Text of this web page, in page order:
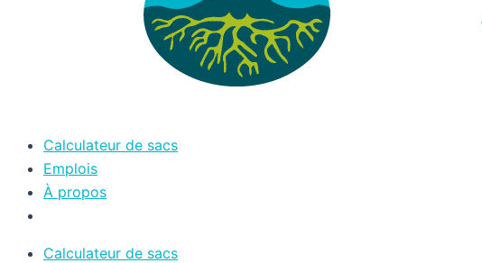
Calculateur de sacs
Emplois
À propos
Calculateur de sacs